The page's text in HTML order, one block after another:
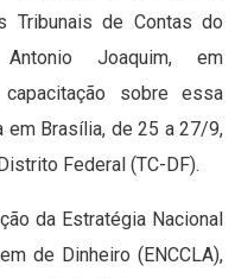
Tribunais de Contas do
Joaquim, em
sobre essa
Brasília, de 25 a 27/9,
Federal (TC-DF).
da Estratégia Nacional
de Dinheiro (ENCCLA),